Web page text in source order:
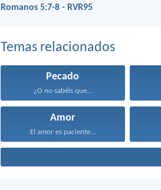
Romanos 5:7-8 - RVR95
Temas relacionados
Pecado
¿O no sabéis que...
Amor
El amor es paciente...